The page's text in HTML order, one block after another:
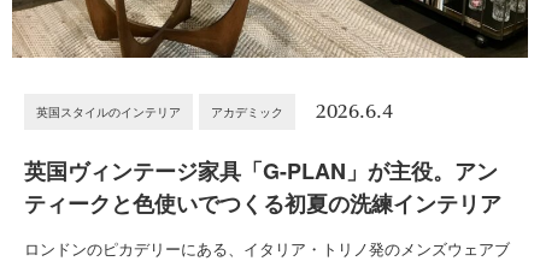
英国スタイルのインテリア アカデミック 2026.6.4
英国ヴィンテージ家具「G-PLAN」が主役。アン
ティークと色使いでつくる初夏の洗練インテリア
ロンドンのピカデリーにある、イタリア・トリノ発のメンズウェアブ